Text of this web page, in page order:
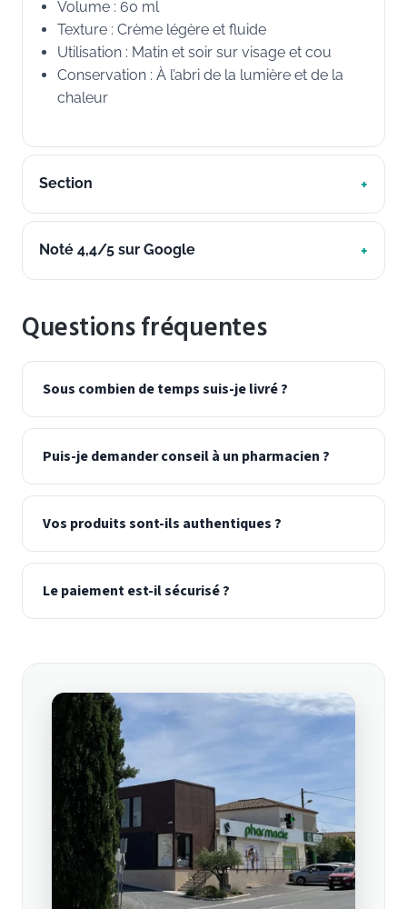
Volume : 60 ml
Texture : Crème légère et fluide
Utilisation : Matin et soir sur visage et cou
Conservation : À l’abri de la lumière et de la
chaleur
Section
Noté 4,4/5 sur Google
Questions fréquentes
Sous combien de temps suis-je livré ?
Puis-je demander conseil à un pharmacien ?
Vos produits sont-ils authentiques ?
Le paiement est-il sécurisé ?